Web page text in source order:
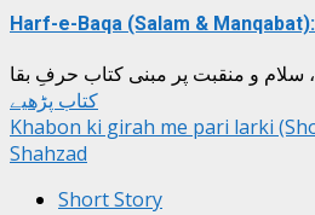
Harf-e-Baqa (Salam &
و منقبت پر مبنی کتاب حرفِ بقا
کتاب پڑھیے
Khabon ki girah me pari larki
Shahzad
Short Story